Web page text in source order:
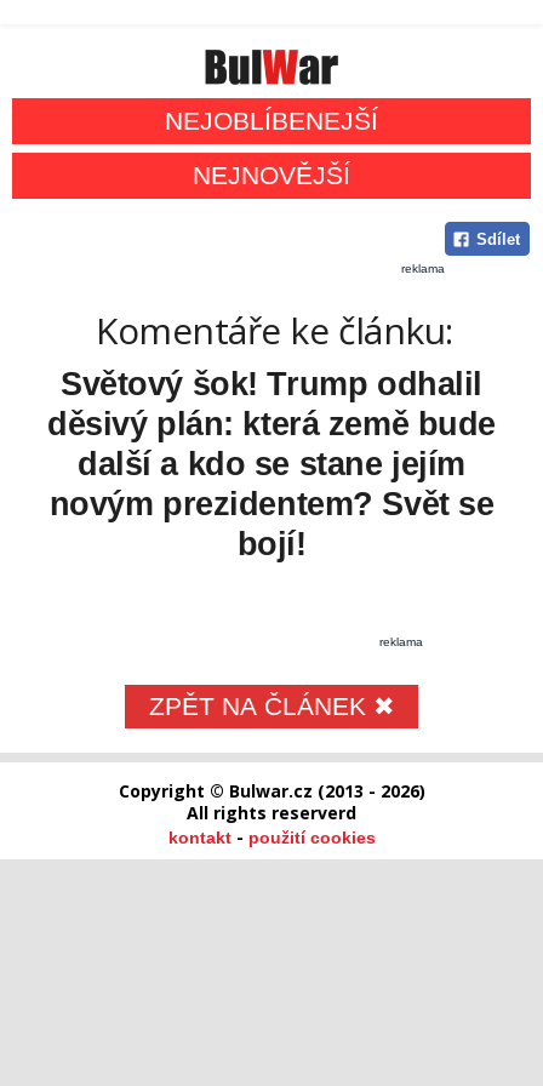
NEJOBLÍBENEJŠÍ
NEJNOVĚJŠÍ
Sdílet
reklama
Komentáře ke článku:
Světový šok! Trump odhalil
děsivý plán: která země bude
další a kdo se stane jejím
novým prezidentem? Svět se
bojí!
reklama
ZPĚT NA ČLÁNEK ✖
Copyright © Bulwar.cz (2013 - 2026)
All rights reserverd
kontakt- použití cookies